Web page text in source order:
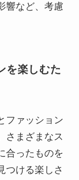
響など、考慮
を楽しむた
ファッション
さまざまなス
合ったものを
つける楽しさ